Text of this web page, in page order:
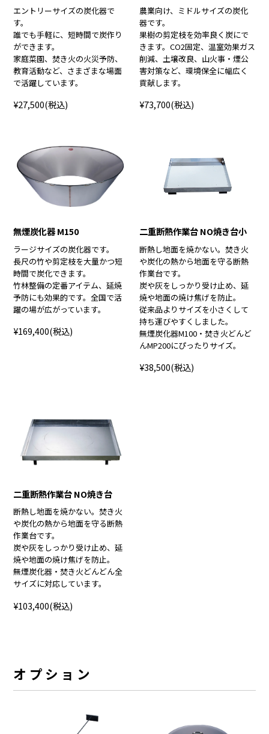
エントリーサイズの炭化器で
す。
誰でも手軽に、短時間で炭作り
ができます。
家庭菜園、焚き火の火災予防、
教育活動など、さまざまな場面
で活躍しています。
¥27,500(税込)
農業向け、ミドルサイズの炭化
器です。
果樹の剪定枝を効率良く炭にで
きます。CO2固定、温室効果ガス
削減、土壌改良、山火事・煙公
害対策など、環境保全に幅広く
貢献します。
¥73,700(税込)
無煙炭化器 M150
ラージサイズの炭化器です。
長尺の竹や剪定枝を大量かつ短
時間で炭化できます。
竹林整備の定番アイテム、延焼
予防にも効果的です。全国で活
躍の場が広がっています。
¥169,400(税込)
二重断熱作業台 NO焼き台小
断熱し地面を焼かない。焚き火
や炭化の熱から地面を守る断熱
作業台です。
炭や灰をしっかり受け止め、延
焼や地面の焼け焦げを防止。
従来品よりサイズを小さくして
持ち運びやすくしました。
無煙炭化器M100・焚き火どんど
んMP200にぴったりサイズ。
¥38,500(税込)
二重断熱作業台 NO焼き台
断熱し地面を焼かない。焚き火
や炭化の熱から地面を守る断熱
作業台です。
炭や灰をしっかり受け止め、延
焼や地面の焼け焦げを防止。
無煙炭化器・焚き火どんどん全
サイズに対応しています。
¥103,400(税込)
オプション